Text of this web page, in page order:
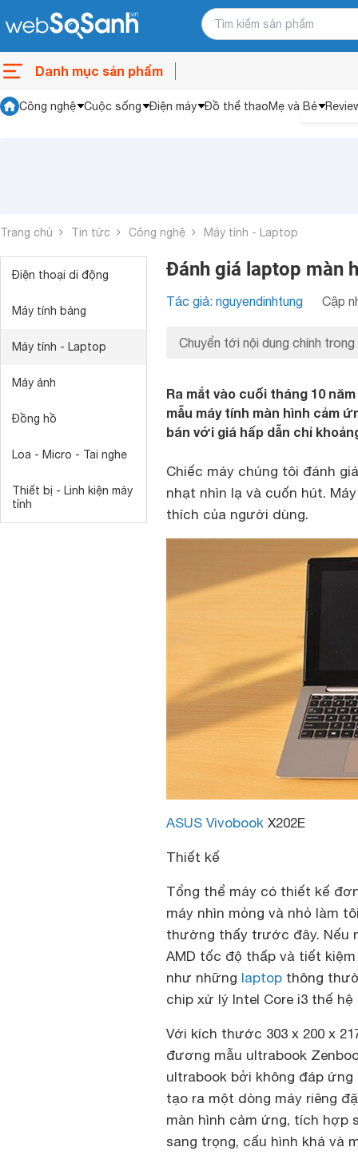
Danh mục sản phẩm
Công nghệ Cuộc sống Điện máy Đồ thể thaoMẹ và Bé
Trang chủ Tin tức Công nghệ Máy tính - Laptop
Điện thoại di động
Máy tính bảng
Máy tính - Laptop
Máy ảnh
Đồng hồ
Loa - Micro - Tai nghe
Thiết bị - Linh kiện máy
tính
Đánh giá laptop màn
Tác giả: nguyendinhtung Cập
Chuyển tới nội dung chính trong
Ra mắt vào cuối tháng 10
mẫu máy tính màn hình cảm
bán với giá hấp dẫn chỉ
Chiếc máy chúng tôi đánh
nhạt nhìn lạ và cuốn hút.
thích của người dùng.
ASUS Vivobook X202E
Thiết kế
Tổng thể máy có thiết kế
máy nhìn mỏng và nhỏ làm
thường thấy trước đây. Nếu
AMD tốc độ thấp và tiết
như những laptop thông
chip xử lý Intel Core i3 thế hệ
Với kích thước 303 x 200 x
đương mẫu ultrabook
ultrabook bởi không đáp
tạo ra một dòng máy riêng
màn hình cảm ứng, tích hợp
sang trọng, cấu hình khá và